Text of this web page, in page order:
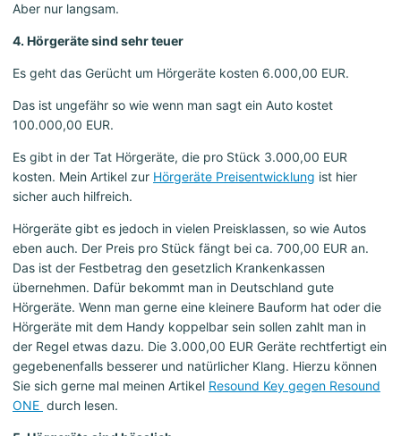
Aber nur langsam.
4. Hörgeräte sind sehr teuer
Es geht das Gerücht um Hörgeräte kosten 6.000,00 EUR.
Das ist ungefähr so wie wenn man sagt ein Auto kostet
100.000,00 EUR.
Es gibt in der Tat Hörgeräte, die pro Stück 3.000,00 EUR
kosten. Mein Artikel zur Hörgeräte Preisentwicklung ist hier
sicher auch hilfreich.
Hörgeräte gibt es jedoch in vielen Preisklassen, so wie Autos
eben auch. Der Preis pro Stück fängt bei ca. 700,00 EUR an.
Das ist der Festbetrag den gesetzlich Krankenkassen
übernehmen. Dafür bekommt man in Deutschland gute
Hörgeräte. Wenn man gerne eine kleinere Bauform hat oder die
Hörgeräte mit dem Handy koppelbar sein sollen zahlt man in
der Regel etwas dazu. Die 3.000,00 EUR Geräte rechtfertigt ein
gegebenenfalls besserer und natürlicher Klang. Hierzu können
Sie sich gerne mal meinen Artikel Resound Key gegen Resound
ONE durch lesen.